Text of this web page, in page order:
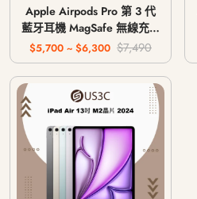
Apple Airpods Pro 第 3 代
藍牙耳機 MagSafe 無線充電
版 USB-C
$5,700 ~ $6,300 $7,490